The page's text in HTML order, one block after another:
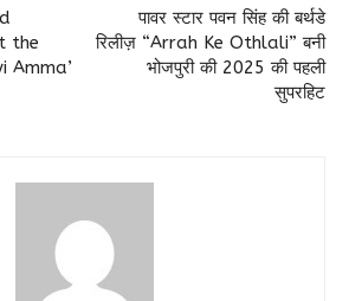
the
Amma’
पावर स्टार पवन सिंह की बर्थडे
रिलीज़ “Arrah Ke Othlali” बनी
भोजपुरी की 2025 की पहली
सुपरहिट